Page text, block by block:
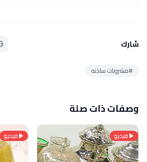
شارك
#مشروبات ساخنه
وصفات ذات صلة
فيديو فيديو